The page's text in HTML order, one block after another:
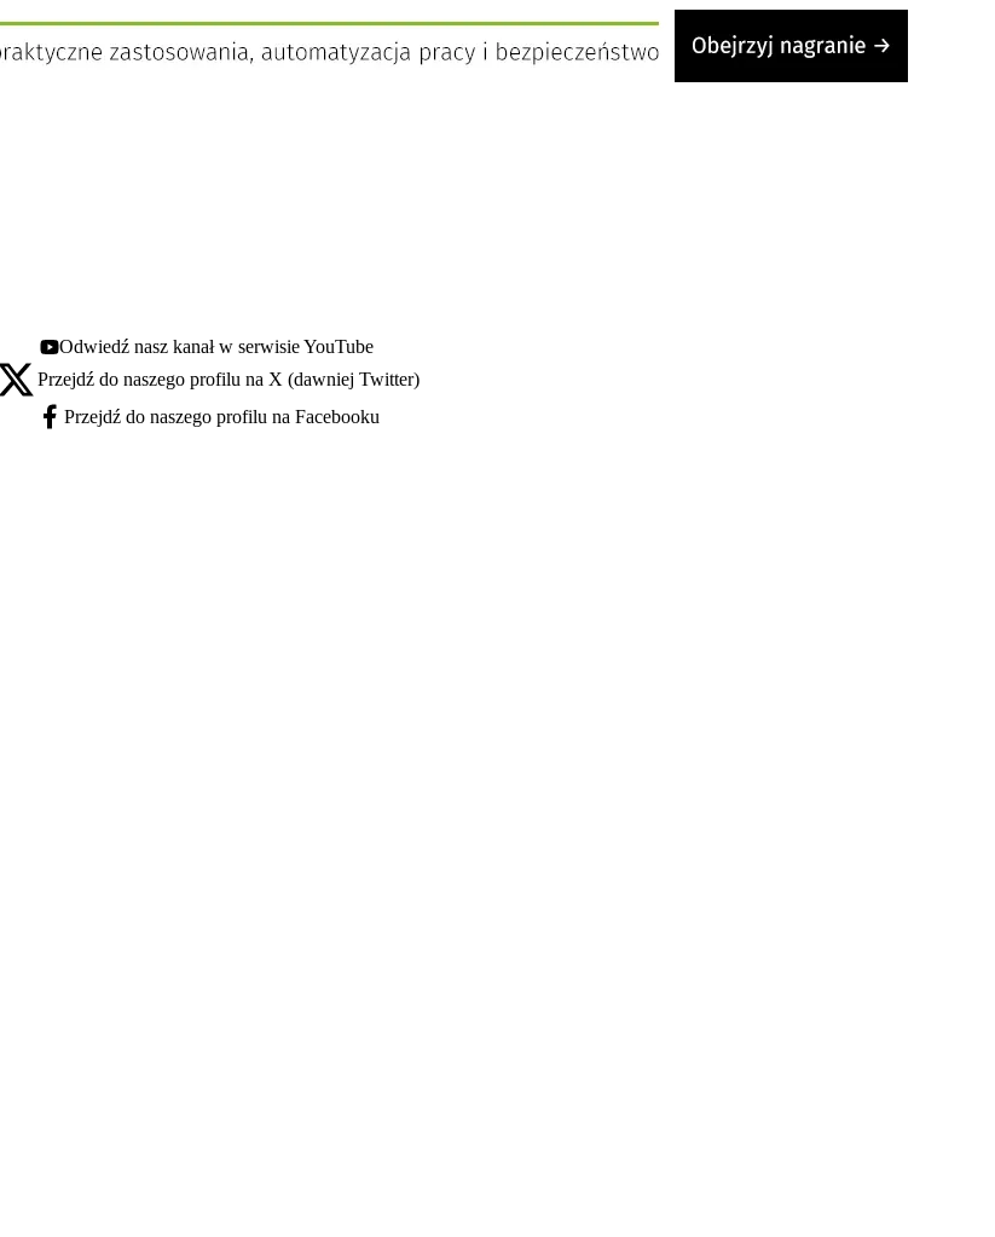
Youtube - otwiera się w nowej karcie
Odwiedź nasz kanał w serwisie YouTube
X - otwiera się w nowej karcie
Przejdź do naszego profilu na X (dawniej Twitter)
Facebook - otwiera się w nowej karcie
Przejdź do naszego profilu na Facebooku